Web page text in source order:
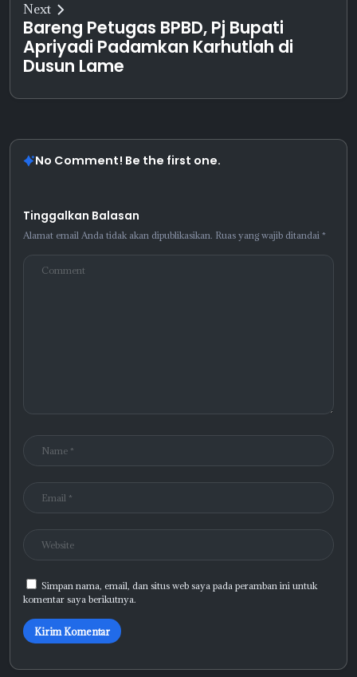
Next
Bareng Petugas BPBD, Pj Bupati
Apriyadi Padamkan Karhutlah di
Dusun Lame
No Comment! Be the first one.
Tinggalkan Balasan
Alamat email Anda tidak akan dipublikasikan. Ruas yang wajib ditandai *
Simpan nama, email, dan situs web saya pada peramban ini untuk
komentar saya berikutnya.